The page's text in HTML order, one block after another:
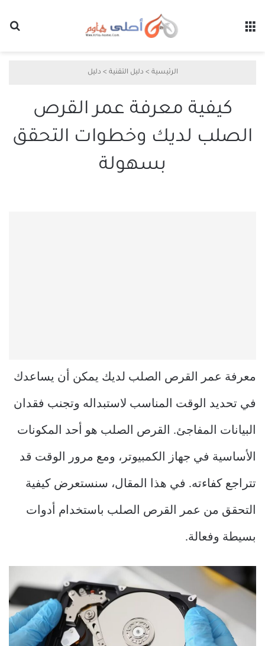
الرئيسية > دليل التقنية > دليل
كيفية معرفة عمر القرص
الصلب لديك وخطوات التحقق
بسهولة
معرفة عمر القرص الصلب لديك يمكن أن يساعدك
في تحديد الوقت المناسب لاستبداله وتجنب فقدان
البيانات المفاجئ. القرص الصلب هو أحد المكونات
الأساسية في جهاز الكمبيوتر، ومع مرور الوقت قد
تتراجع كفاءته. في هذا المقال، سنستعرض كيفية
التحقق من عمر القرص الصلب باستخدام أدوات
بسيطة وفعالة.